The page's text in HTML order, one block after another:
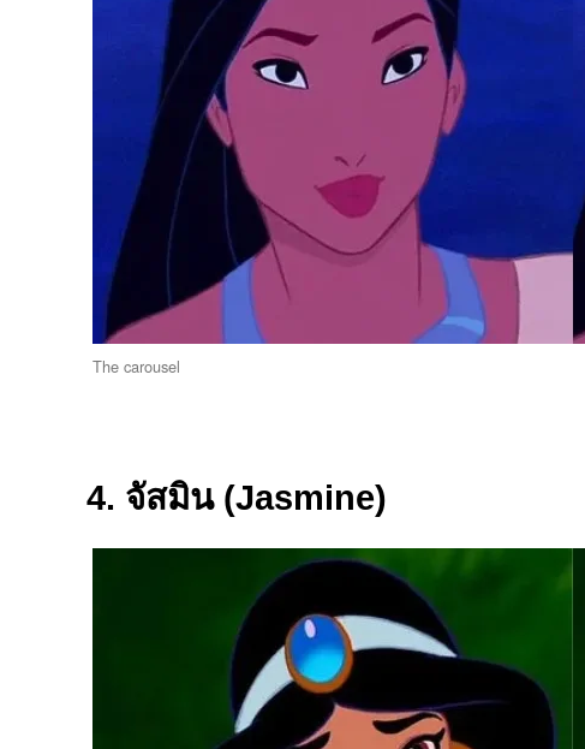
The carousel
4. จัสมิน (Jasmine)